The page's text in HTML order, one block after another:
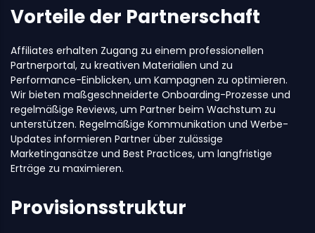
Vorteile der Partnerschaft
Affiliates erhalten Zugang zu einem professionellen
Partnerportal, zu kreativen Materialien und zu
Performance-Einblicken, um Kampagnen zu optimieren.
Wir bieten maßgeschneiderte Onboarding-Prozesse und
regelmäßige Reviews, um Partner beim Wachstum zu
unterstützen. Regelmäßige Kommunikation und Werbe-
Updates informieren Partner über zulässige
Marketingansätze und Best Practices, um langfristige
Erträge zu maximieren.
Provisionsstruktur